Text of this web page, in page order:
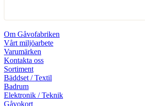
Om Gåvofabriken
Vårt miljöarbete
Varumärken
Kontakta oss
Sortiment
Bäddset / Textil
Badrum
Elektronik / Teknik
Gåvokort